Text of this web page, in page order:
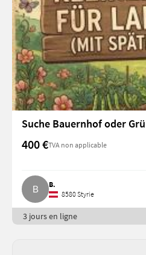
Suche Bauernhof oder
400 €TVA non applicable
B.
8580 Styrie
3 jours en ligne